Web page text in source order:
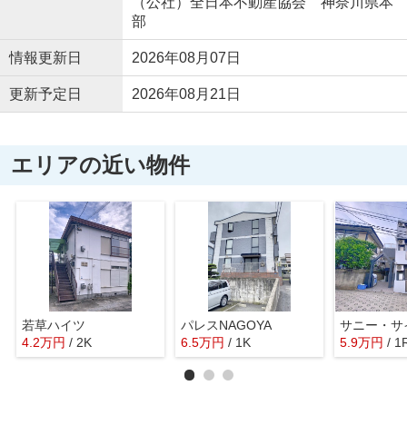
部
情報更新日 2026年08月07日
更新予定日 2026年08月21日
エリアの近い物件
若草ハイツ
4.2万円 / 2K
パレスNAGOYA
6.5万円 / 1K
サニー・サ
5.9万円 /